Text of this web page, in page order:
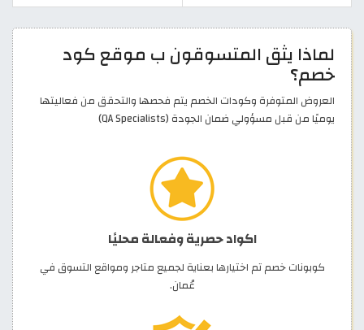
لماذا يثق المتسوقون ب موقع كود
خصم؟
العروض المتوفرة وكودات الخصم يتم فحصها والتحقق من فعاليتها
يوميًا من قبل مسؤولي ضمان الجودة (QA Specialists)
اكواد حصرية وفعالة محليًا
كوبونات خصم تم اختيارها بعناية لجميع متاجر ومواقع التسوق في
عُمان.